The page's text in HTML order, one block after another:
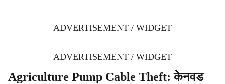
ADVERTISEMENT / WIDGET
ADVERTISEMENT / WIDGET
Agriculture Pump Cable Theft: केनवड